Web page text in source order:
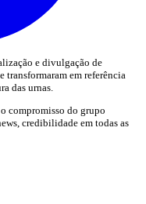
e divulgação de
transformaram em referência
das urnas.
compromisso do grupo
credibilidade em todas as